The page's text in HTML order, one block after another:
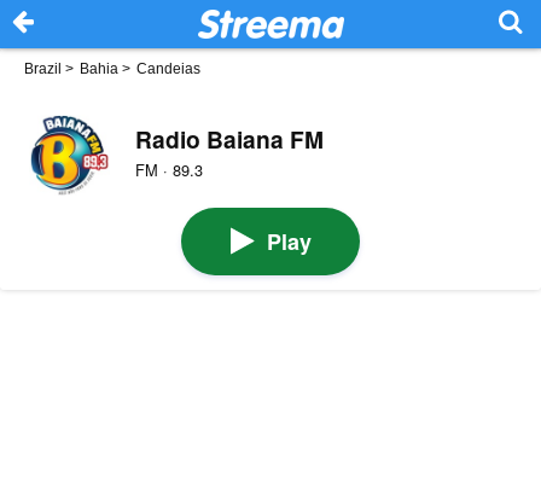
Brazil > Bahia > Candeias
Radio Baiana FM
FM · 89.3
Play